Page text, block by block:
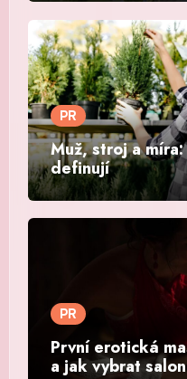
PR
Muž, stroj a
definují
PR
První erotická
a jak vybrat salon